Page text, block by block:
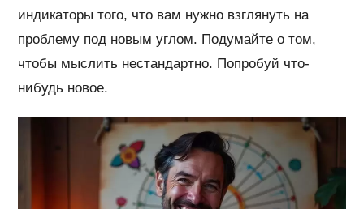
индикаторы того, что вам нужно взглянуть на
проблему под новым углом. Подумайте о том,
чтобы мыслить нестандартно. Попробуй что-
нибудь новое.